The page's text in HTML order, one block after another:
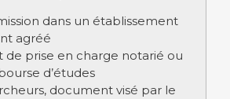
dans un établissement
agréé
de prise en charge notarié ou
d’études
document visé par le